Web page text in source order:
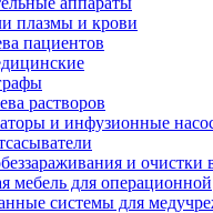
плазмы и крови
пациентов
растворов
и инфузионные
и очистки
мебель для операционной
системы для